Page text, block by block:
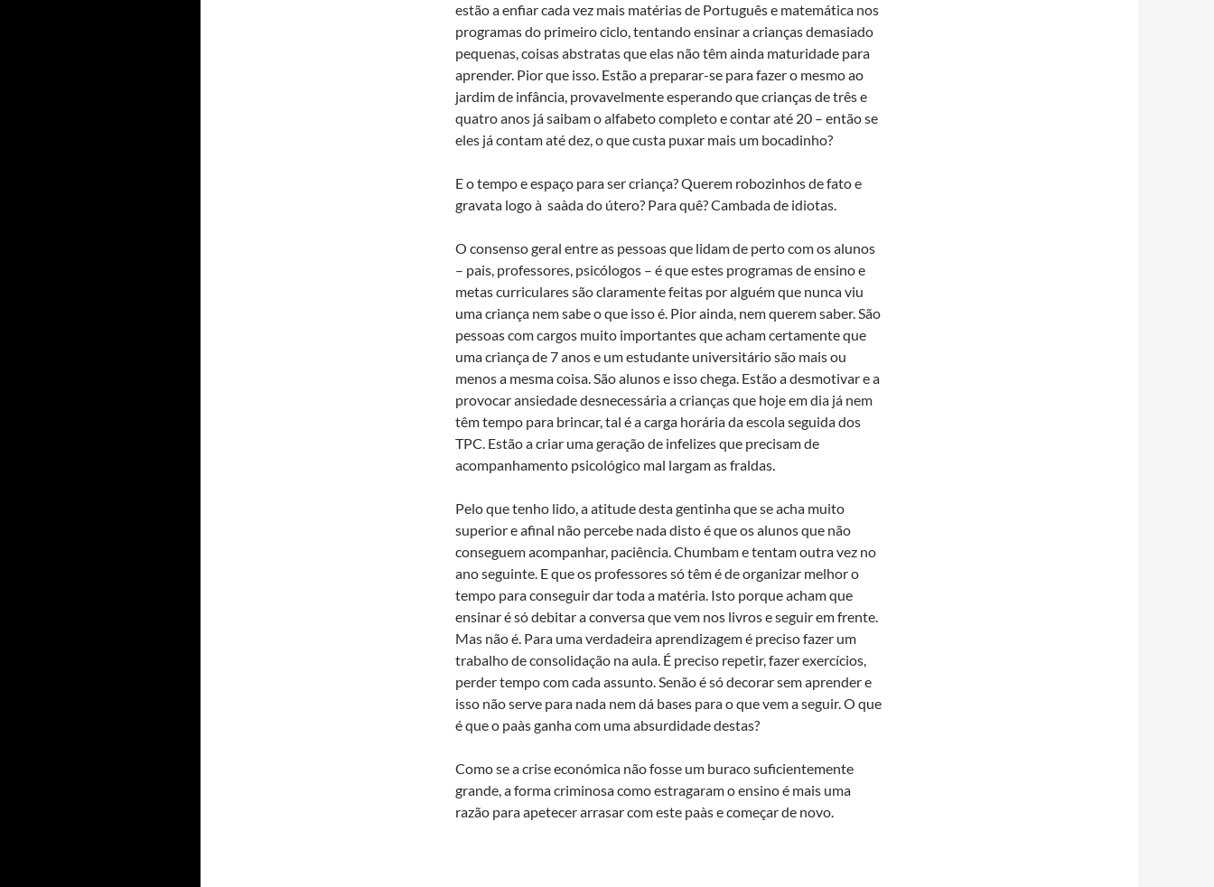
estão a enfiar cada vez mais matérias de Português e matemática nos
programas do primeiro ciclo, tentando ensinar a crianças demasiado
pequenas, coisas abstratas que elas não têm ainda maturidade para
aprender. Pior que isso. Estão a preparar-se para fazer o mesmo ao
jardim de infância, provavelmente esperando que crianças de três e
quatro anos já saibam o alfabeto completo e contar até 20 – então se
eles já contam até dez, o que custa puxar mais um bocadinho?
E o tempo e espaço para ser criança? Querem robozinhos de fato e
gravata logo à saà­da do útero? Para quê? Cambada de idiotas.
O consenso geral entre as pessoas que lidam de perto com os alunos
– pais, professores, psicólogos – é que estes programas de ensino e
metas curriculares são claramente feitas por alguém que nunca viu
uma criança nem sabe o que isso é. Pior ainda, nem querem saber. São
pessoas com cargos muito importantes que acham certamente que
uma criança de 7 anos e um estudante universitário são mais ou
menos a mesma coisa. São alunos e isso chega. Estão a desmotivar e a
provocar ansiedade desnecessária a crianças que hoje em dia já nem
têm tempo para brincar, tal é a carga horária da escola seguida dos
TPC. Estão a criar uma geração de infelizes que precisam de
acompanhamento psicológico mal largam as fraldas.
Pelo que tenho lido, a atitude desta gentinha que se acha muito
superior e afinal não percebe nada disto é que os alunos que não
conseguem acompanhar, paciência. Chumbam e tentam outra vez no
ano seguinte. E que os professores só têm é de organizar melhor o
tempo para conseguir dar toda a matéria. Isto porque acham que
ensinar é só debitar a conversa que vem nos livros e seguir em frente.
Mas não é. Para uma verdadeira aprendizagem é preciso fazer um
trabalho de consolidação na aula. É preciso repetir, fazer exercí­cios,
perder tempo com cada assunto. Senão é só decorar sem aprender e
isso não serve para nada nem dá bases para o que vem a seguir. O que
é que o paà­s ganha com uma absurdidade destas?
Como se a crise económica não fosse um buraco suficientemente
grande, a forma criminosa como estragaram o ensino é mais uma
razão para apetecer arrasar com este paà­s e começar de novo.